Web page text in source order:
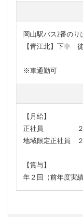
岡山駅バス2番の
【青江北】下車
※車通勤可
【月給】
正社員 ２２
地域限定正社員 ２
【賞与】
年２回（前年度実